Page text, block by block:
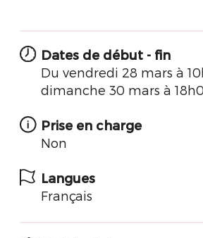
Dates de début - fin
Du vendredi 28 mars à
dimanche 30 mars à
Prise en charge
Non
Langues
Français